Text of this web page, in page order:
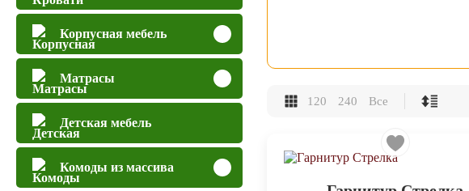
Корпусная мебель
Матрасы
Детская мебель
Комоды из массива
120 240 Все